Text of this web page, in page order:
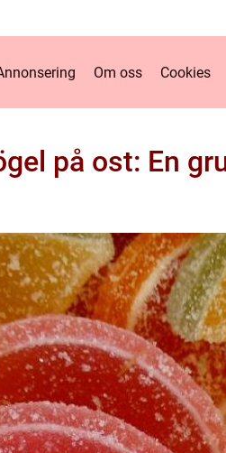
Om oss Cookies
på ost: En